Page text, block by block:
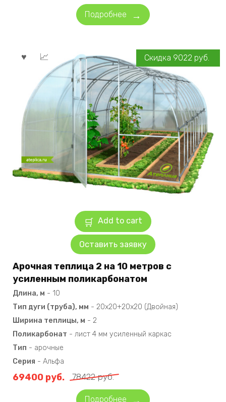
Подробнее
Add to cart
Оставить заявку
Скидка 9022 руб.
Арочная теплица 2 на 10 метров с
усиленным поликарбонатом
Длина, м - 10
Тип дуги (труба), мм - 20х20+20х20 (Двойная)
Ширина теплицы, м - 2
Поликарбонат - лист 4 мм усиленный каркас
Тип - арочные
Серия - Альфа
78422руб.
69400 руб.
Подробнее